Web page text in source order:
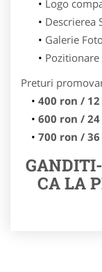
Logo
Descrierea
Galerie
Preturi
400 ron /
600 ron /
700 ron /
CA LA